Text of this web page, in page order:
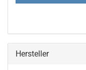
Hersteller